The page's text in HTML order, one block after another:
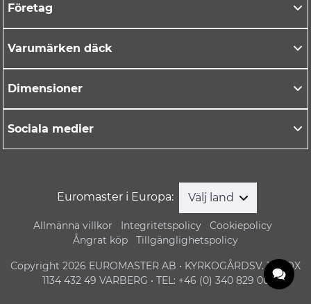
Företag
Varumärken däck
Dimensioner
Sociala medier
Euromaster i Europa: Välj land
Allmänna villkor Integritetspolicy
Cookiepolicy
Ångrat köp
Tillgänglighetspolicy
Copyright 2026 EUROMASTER AB • KYRKOGÅRDSV. 1 • BOX
1134 432 49 VARBERG • TEL: +46 (0) 340 829 00